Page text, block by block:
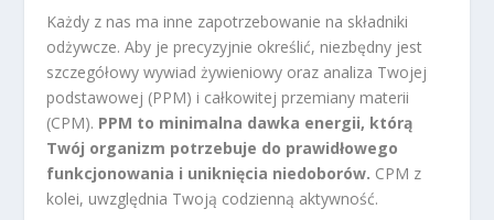
Każdy z nas ma inne zapotrzebowanie na składniki
odżywcze. Aby je precyzyjnie określić, niezbędny jest
szczegółowy wywiad żywieniowy oraz analiza Twojej
podstawowej (PPM) i całkowitej przemiany materii
(CPM). PPM to minimalna dawka energii, którą
Twój organizm potrzebuje do prawidłowego
funkcjonowania i uniknięcia niedoborów. CPM z
kolei, uwzględnia Twoją codzienną aktywność.